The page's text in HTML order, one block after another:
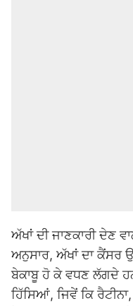
ਅੱਖਾਂ ਦੀ ਜਾਣਕਾਰੀ ਦੇਣ
ਅਨੁਸਾਰ, ਅੱਖਾਂ ਦਾ ਕੈਂਸਰ
ਬੇਕਾਬੂ ਹੋ ਕੇ ਵਧਣ ਲੱਗਦੇ
ਹਿੱਸਿਆਂ, ਜਿਵੇਂ ਕਿ